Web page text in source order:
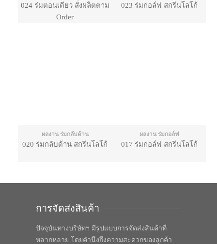
024 ร่มตอนเดียว สั่งผลิตตาม
Order
023 ร่มกอล์ฟ สกรีนโลโก้
ผลงาน ร่มกลับด้าน
020 ร่มกลับด้าน สกรีนโลโก้
ผลงาน ร่มกอล์ฟ
017 ร่มกอล์ฟ สกรีนโลโก้
การจัดส่งสินค้า
ปัจจุบันทางบริษัทฯ มีรูปแบบการจัดส่งสินค้าที่
หลากหลาย โดยคำนึงถึงความสะดวกของลูกค้า